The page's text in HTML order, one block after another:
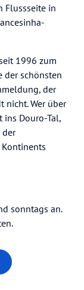
Flussseite in
1996 zum
der schönsten
der
nicht. Wer über
Douro-Tal,
der
sonntags an.